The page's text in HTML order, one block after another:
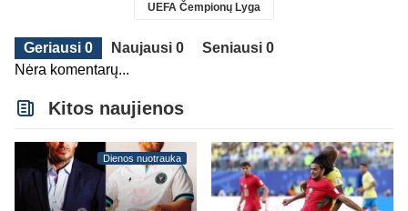
UEFA Čempionų Lyga
Geriausi 0 Naujausi 0
Seniausi 0
Nėra komentarų...
Kitos naujienos
Dienos nuotrauka